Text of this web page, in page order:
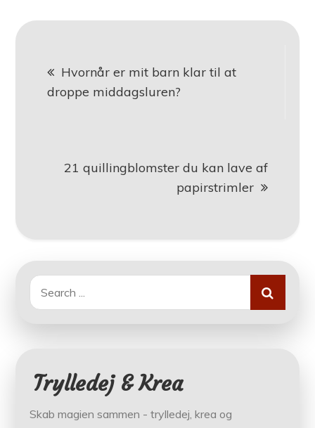
Hvornår er mit barn klar til at
droppe middagsluren?
21 quillingblomster du kan lave af
papirstrimler
Search
for:
Trylledej & Krea
Skab magien sammen - trylledej, krea og